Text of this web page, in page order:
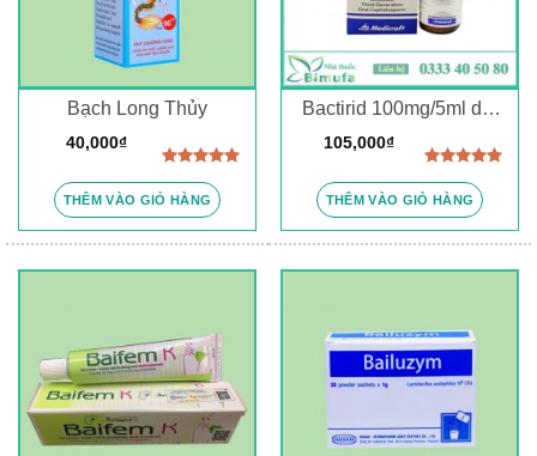
Bạch Long Thủy
hạng5.00
5 sao
40,000₫
THÊM VÀO GIỎ HÀNG
Bactirid 100mg/5ml dry
suspension
hạng5.00
5 sao
105,000₫
THÊM VÀO GIỎ HÀNG